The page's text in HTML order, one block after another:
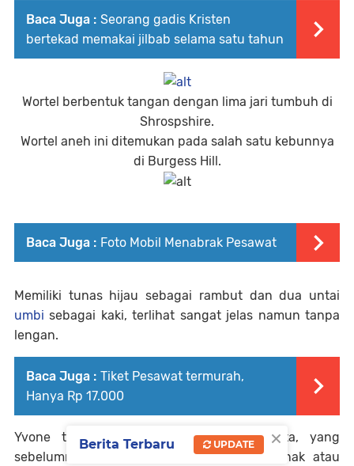
Baca Juga : Seorang gadis Kristen
bertekad memakai jilbab selama satu tahun
Wortel berbentuk tangan dengan lima jari tumbuh di
Shrospshire.
Wortel aneh ini ditemukan pada salah satu kebunnya
di Burgess Hill.
Baca Juga : Foto Mobil Menabrak Pesawat
Memiliki tunas hijau sebagai rambut dan dua untai
umbi sebagai kaki, terlihat sangat jelas namun tanpa
lengan.
Baca Juga : Tiket Pesawat termurah,
Hanya Rp 17.000
Yvone telah membantu sekitar 80 wanita, yang
sebelumnya divonis tidak akan memiliki anak atau
×
Berita Terbaru UPDATE